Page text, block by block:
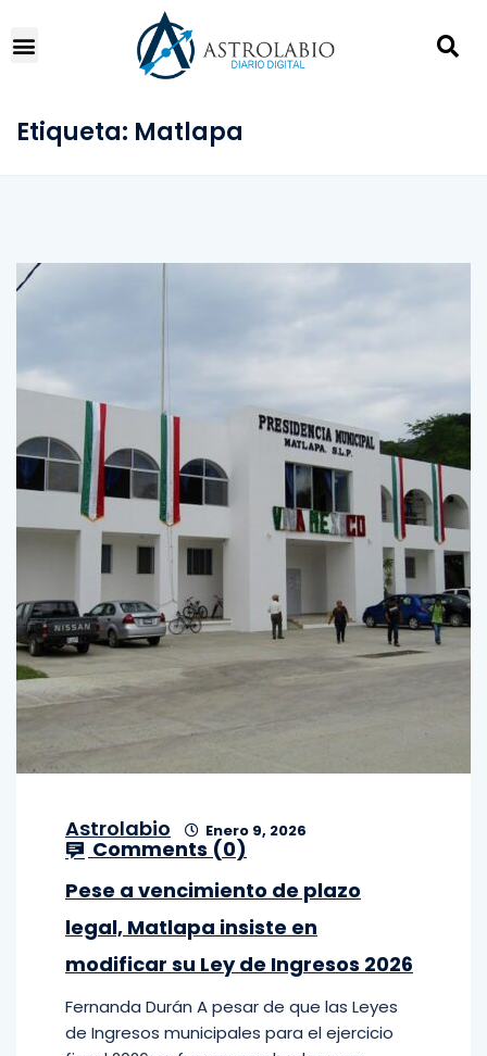
Etiqueta: Matlapa
Astrolabio Enero 9, 2026
Comments (0)
Pese a vencimiento de plazo
legal, Matlapa insiste en
modificar su Ley de Ingresos 2026
Fernanda Durán A pesar de que las Leyes
de Ingresos municipales para el ejercicio